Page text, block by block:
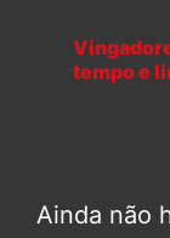
tempo e
Ainda não